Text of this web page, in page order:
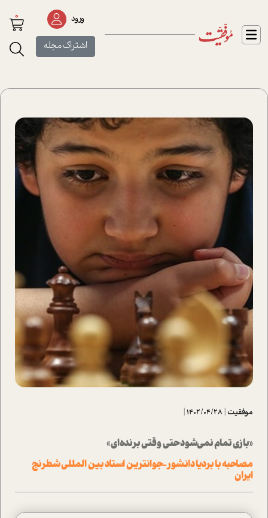
ورود
اشتراک مجله
0
موفقیت|
1402/04/28
|
«بازی تمام نمی‌شود حتی وقتی برنده‌ای»
مصاحبه با بردیا دانشور-جوان­ترین استاد بین المللی شطرنج
ایران